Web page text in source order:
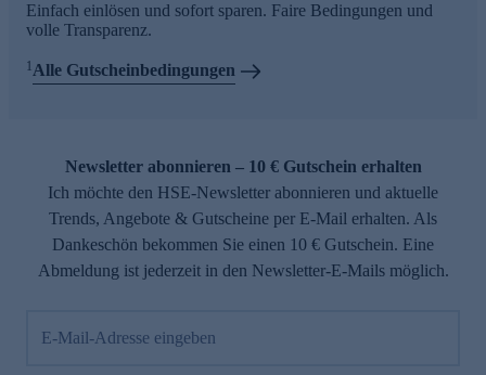
Einfach einlösen und sofort sparen. Faire Bedingungen und
volle Transparenz.
1Alle Gutscheinbedingungen
Newsletter abonnieren – 10 € Gutschein erhalten
Ich möchte den HSE-Newsletter abonnieren und aktuelle
Trends, Angebote & Gutscheine per E-Mail erhalten. Als
Dankeschön bekommen Sie einen 10 € Gutschein. Eine
Abmeldung ist jederzeit in den Newsletter-E-Mails möglich.
E-Mail-Adresse eingeben